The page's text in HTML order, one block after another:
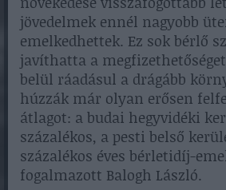
jövedelmek ennél nagyobb
emelkedhettek. Ez sok bérlő
javíthatta a
belül ráadásul a drágább
húzzák már olyan erősen
átlagot: a budai hegyvidéki
százalékos, a pesti belső
százalékos éves bérletidíj-
fogalmazott Balogh László.